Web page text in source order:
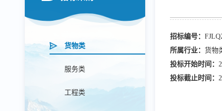
货物类
服务类
工程类
招标编号：
所属行业： 货物
投标开始时间：
投标截止时间：